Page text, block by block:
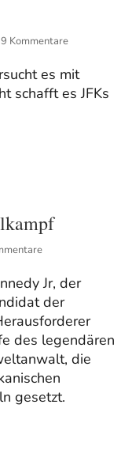
Kommentare
es mit
schafft es JFKs
Jr, der
der
des legendären
die
gesetzt.